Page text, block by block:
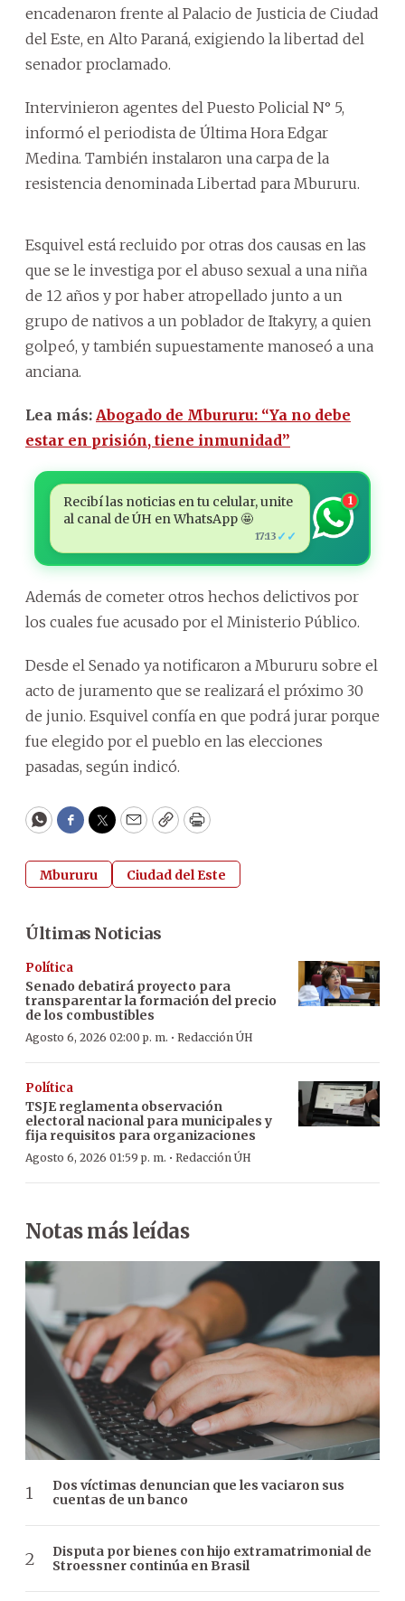
encadenaron frente al Palacio de Justicia de Ciudad
del Este, en Alto Paraná, exigiendo la libertad del
senador proclamado.
Intervinieron agentes del Puesto Policial N° 5,
informó el periodista de Última Hora Edgar
Medina. También instalaron una carpa de la
resistencia denominada Libertad para Mbururu.
Esquivel está recluido por otras dos causas en las
que se le investiga por el abuso sexual a una niña
de 12 años y por haber atropellado junto a un
grupo de nativos a un poblador de Itakyry, a quien
golpeó, y también supuestamente manoseó a una
anciana.
Lea más: Abogado de Mbururu: “Ya no debe
estar en prisión, tiene inmunidad”
Recibí las noticias en tu celular, unite
al canal de ÚH en WhatsApp 🤩
17:13 ✓✓
1
Además de cometer otros hechos delictivos por
los cuales fue acusado por el Ministerio Público.
Desde el Senado ya notificaron a Mbururu sobre el
acto de juramento que se realizará el próximo 30
de junio. Esquivel confía en que podrá jurar porque
fue elegido por el pueblo en las elecciones
pasadas, según indicó.
WhatsApp
Facebook
Twitter
EmailCopyPrint
Mbururu Ciudad del Este
Últimas Noticias
Política
Senado debatirá proyecto para
transparentar la formación del precio
de los combustibles
Agosto 6, 2026 02:00 p. m. · Redacción ÚH
Política
TSJE reglamenta observación
electoral nacional para municipales y
fija requisitos para organizaciones
Agosto 6, 2026 01:59 p. m. · Redacción ÚH
Notas más leídas
Dos víctimas denuncian que les vaciaron sus
cuentas de un banco
Disputa por bienes con hijo extramatrimonial de
Stroessner continúa en Brasil